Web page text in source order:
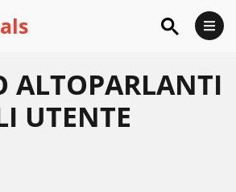
ALTOPARLANTI
UTENTE